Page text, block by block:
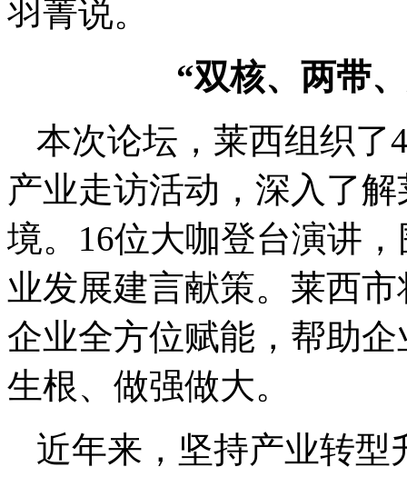
羽菁说。
“双核、两带
本次论坛，莱西组织了
产业走访活动，深入了
境。16位大咖登台演讲
业发展建言献策。莱西
企业全方位赋能，帮助
生根、做强做大。
近年来，坚持产业转型